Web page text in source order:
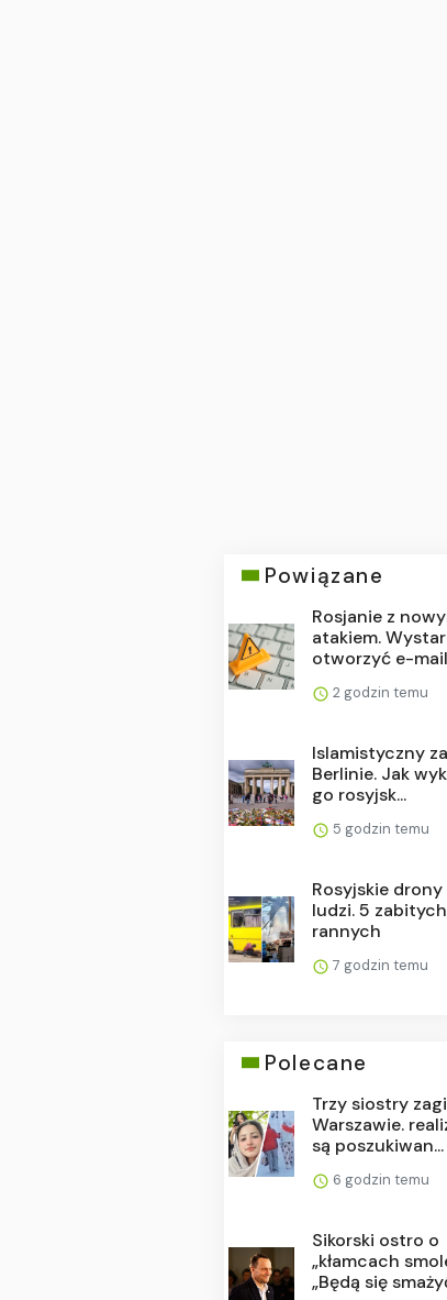
Powiązane
Rosjanie z
atakiem.
otworzyć e-mail
2 godzin temu
Islamistyczny
Berlinie. Jak
go rosyjsk...
5 godzin temu
Rosyjskie
ludzi. 5
rannych
7 godzin temu
Polecane
Trzy siostry
Warszawie.
są poszukiwan...
6 godzin temu
Sikorski ostro o
„kłamcach
„Będą się